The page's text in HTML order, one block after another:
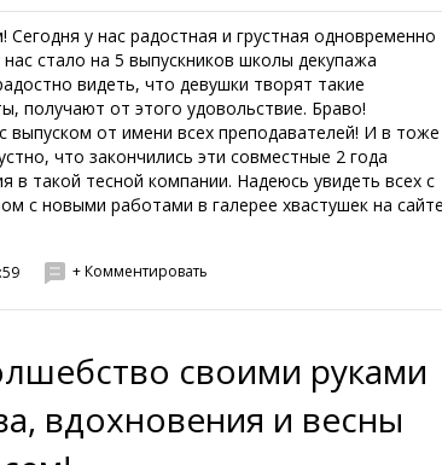
у нас радостная и грустная одновременно
стало на 5 выпускников школы декупажа
видеть, что девушки творят такие
получают от этого удовольствие. Браво!
выпуском от имени всех преподавателей! И в тоже
что закончились эти совместные 2 года
в такой тесной компании. Надеюсь увидеть всех с
с новыми работами в галерее хвастушек на сайте
+ Комментировать
своими руками
вдохновения и весны